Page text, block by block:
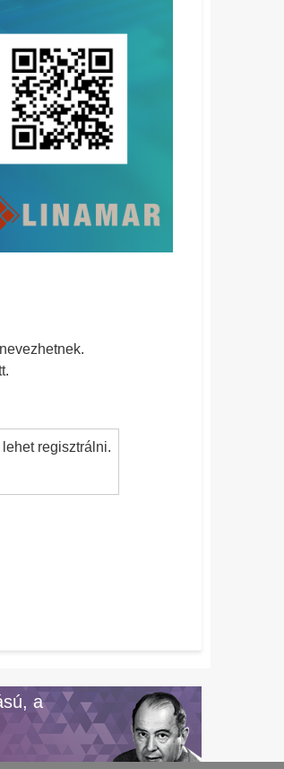
nevezhetnek.
regisztrálni.
a